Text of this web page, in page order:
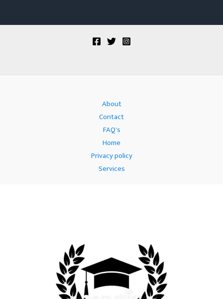
About
Contact
FAQ's
Home
Privacy policy
Services